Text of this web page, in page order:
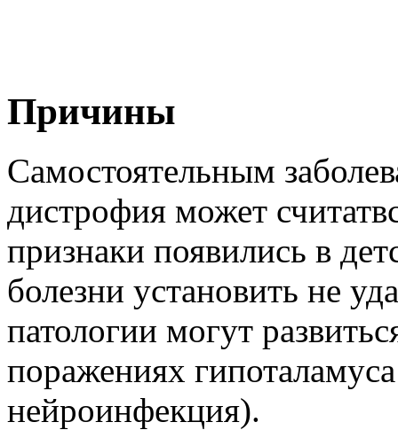
Причины
Самостоятельным
дистрофия может
признаки появились в
болезни установить не
патологии могут
поражениях
нейроинфекция).